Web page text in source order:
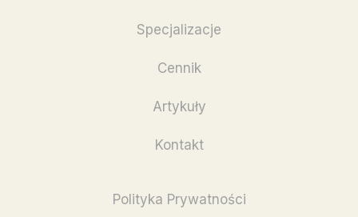
Specjalizacje
Cennik
Artykuły
Kontakt
Polityka Prywatności